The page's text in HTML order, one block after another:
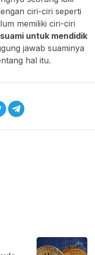
ciri-ciri seperti
memiliki ciri-ciri
untuk mendidik
jawab suaminya
hal itu.